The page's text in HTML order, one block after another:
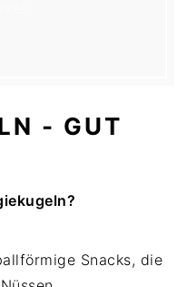
- GUT
Snacks, die